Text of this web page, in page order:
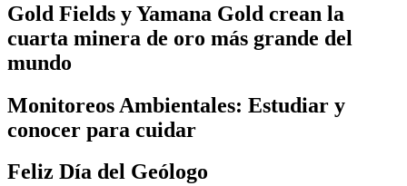
Gold Fields y Yamana Gold crean la
cuarta minera de oro más grande del
mundo
Monitoreos Ambientales: Estudiar y
conocer para cuidar
Feliz Día del Geólogo